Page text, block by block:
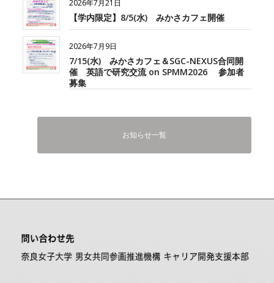
2026年7月21日
【学内限定】8/5(水) みかさカフェ開催
2026年7月9日
7/15(水) みかさカフェ＆SGC-NEXUS合同開
催 英語で研究交流 on SPMM2026 参加者
募集
お知らせ一覧